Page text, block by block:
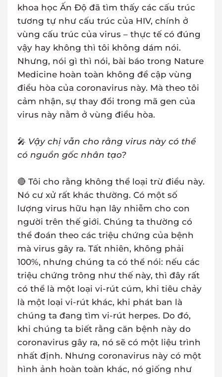
khoa học Ấn Độ đã tìm thấy các cấu trúc
tương tự như cấu trúc của HIV, chính ở
vùng cấu trúc của virus – thực tế có đúng
vậy hay không thì tôi không dám nói.
Nhưng, nói gì thì nói, bài báo trong Nature
Medicine hoàn toàn không đề cập vùng
điều hòa của coronavirus này. Mà theo tôi
cảm nhận, sự thay đổi trong mã gen của
virus này nằm ở vùng điều hòa.
🎤 Vậy chị vẫn cho rằng virus này có thể
có nguồn gốc nhân tạo?
🔴 Tôi cho rằng không thể loại trừ điều này.
Nó cư xử rất khác thường. Có một số
lượng virus hữu hạn lây nhiễm cho con
người trên thế giới. Chúng ta thường có
thể đoán theo các triệu chứng của bệnh
mà virus gây ra. Tất nhiên, không phải
100%, nhưng chúng ta có thể nói: nếu các
triệu chứng trông như thế này, thì đây rất
có thể là một loại vi-rút cúm, khi tiêu chảy
là một loại vi-rút khác, khi phát ban là
chúng ta đang tìm vi-rút herpes. Do đó,
khi chúng ta biết rằng căn bệnh này do
coronavirus gây ra, nó sẽ có một liệu trình
nhất định. Nhưng coronavirus này có một
hình ảnh hoàn toàn khác, nó giống như